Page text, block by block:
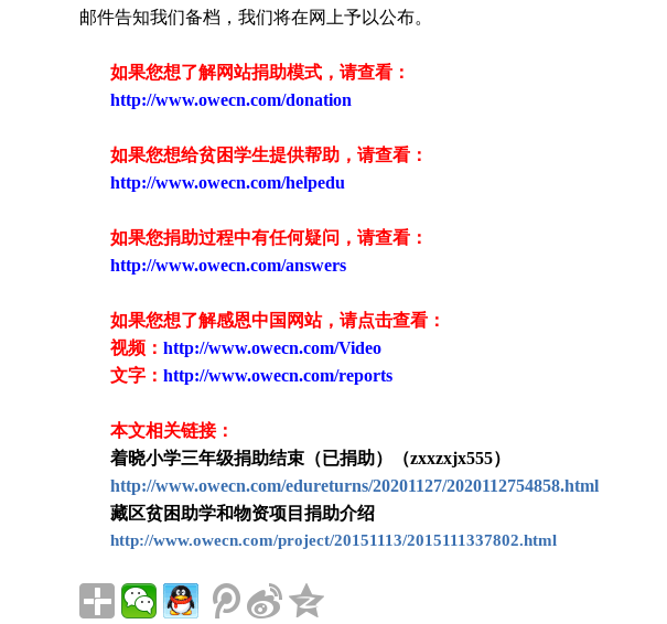
邮件告知我们备档，我们将在网上予以公布。
如果您想了解网站捐助模式，请查看：
http://www.owecn.com/donation
如果您想给贫困学生提供帮助，请查看 ：
http://www.owecn.com/helpedu
如果您捐助过程中有任何疑问，请查看 ：
http://www.owecn.com/answers
如果您想了解感恩中国网站，请点击查看：
视频： http://www.owecn.com/Video
文字： http://www.owecn.com/reports
本文相关链接：
着晓小学三年级捐助结束（已捐助）（zxxzxjx555）
http://www.owecn.com/edureturns/20201127/2020112754858.html
藏区贫困助学和物资项目捐助介绍
http://www.owecn.com/project/20151113/2015111337802.html